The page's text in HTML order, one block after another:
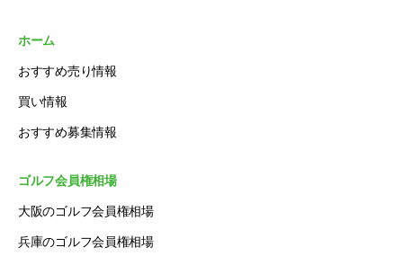
ホーム
おすすめ売り情報
買い情報
おすすめ募集情報
ゴルフ会員権相場
大阪のゴルフ会員権相場
兵庫のゴルフ会員権相場